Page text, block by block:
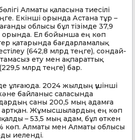
Алматы қаласына тиесілі
Екінші орында Астана тұр –
облысы бұл тізімде 37,9
орында. Ел бойынша ең көп
қатарында бағдарламалық
(642,8 млрд теңге), сондай-
ету мен ақпараттық
млрд теңге) бар.
ұлғаюда. 2024 жылдың үшінші
байланыс саласында
саны 200,5 мың адамға
артқан. Жұмысшылардың ең көп
– 53,5 мың адам, бұл өткен
көп. Алматы мен Алматы облысы
иеленді.